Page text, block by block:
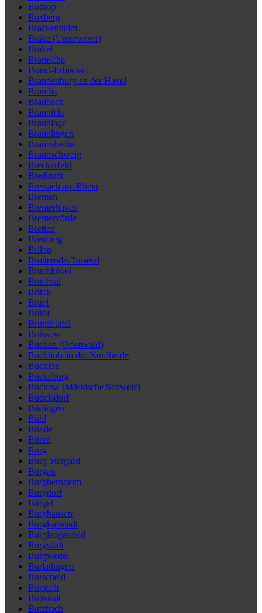
Bottrop
Boxberg
Brackenheim
Brake (Unterweser)
Brakel
Bramsche
Brand-Erbisdorf
Brandenburg an der Havel
Brandis
Braubach
Braunfels
Braunlage
Bräunlingen
Braunsbedra
Braunschweig
Breckerfeld
Bredstedt
Breisach am Rhein
Bremen
Bremerhaven
Bremervörde
Bretten
Breuberg
Brilon
Brotterode-Trusetal
Bruchköbel
Bruchsal
Brück
Brüel
Brühl
Brunsbüttel
Brüssow
Buchen (Odenwald)
Buchholz in der Nordheide
Buchloe
Bückeburg
Buckow (Märkische Schweiz)
Büdelsdorf
Büdingen
Bühl
Bünde
Büren
Burg
Burg Stargard
Burgau
Burgbernheim
Burgdorf
Bürgel
Burghausen
Burgkunstadt
Burglengenfeld
Burgstädt
Burgwedel
Burladingen
Burscheid
Bürstadt
Buttstädt
Butzbach